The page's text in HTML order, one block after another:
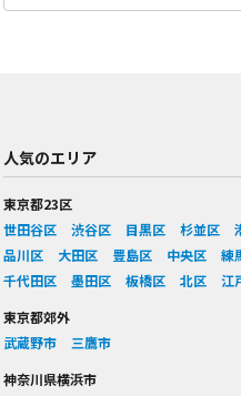
人気のエリア
東京都23区
世田谷区
渋谷区 目黒区 杉並区
品川区
大田区 豊島区 中央区 練
千代田区
墨田区 板橋区 北区
江
東京都郊外
武蔵野市
三鷹市
神奈川県横浜市